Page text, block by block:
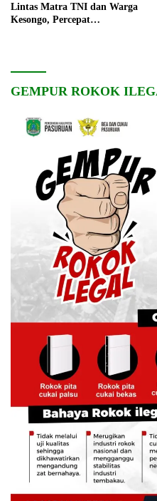
Lintas Matra TNI dan Warga
Kesongo, Percepat
GEMPUR ROKOK